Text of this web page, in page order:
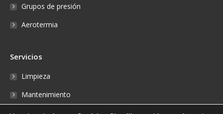
Grupos de presión
Aerotermia
Servicios
Limpieza
Mantenimiento